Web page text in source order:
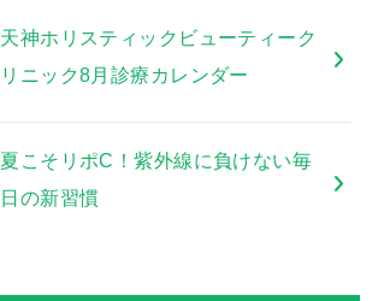
天神ホリスティックビューティーク
リニック8月診療カレンダー
夏こそリポC！紫外線に負けない毎
日の新習慣